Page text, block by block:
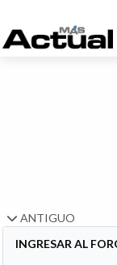
ANTIGUO
INGRESAR AL